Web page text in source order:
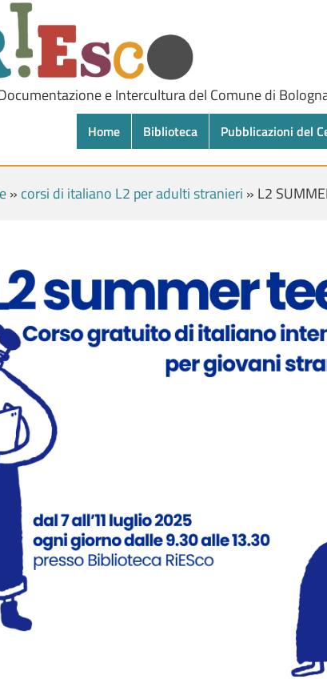
e Intercultura del Comune di
Home Biblioteca Pubblicazioni del
» corsi di italiano L2 per adulti stranieri » L2